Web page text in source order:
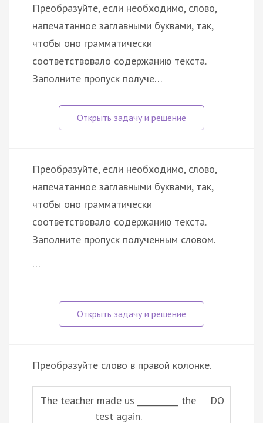
Преобразуйте, если необходимо, слово,
напечатанное заглавными буквами, так,
чтобы оно грамматически
соответствовало содержанию текста.
Заполните пропуск получе…
Преобразуйте, если необходимо, слово,
напечатанное заглавными буквами, так,
чтобы оно грамматически
соответствовало содержанию текста.
Заполните пропуск полученным словом.
…
Преобразуйте слово в правой колонке.
The teacher made us __________ the
test again.
DO